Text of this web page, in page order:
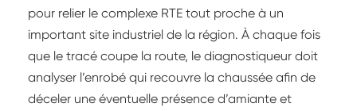
pour relier le complexe RTE tout proche à un
important site industriel de la région. À chaque fois
que le tracé coupe la route, le diagnostiqueur doit
analyser l’enrobé qui recouvre la chaussée afin de
déceler une éventuelle présence d’amiante et